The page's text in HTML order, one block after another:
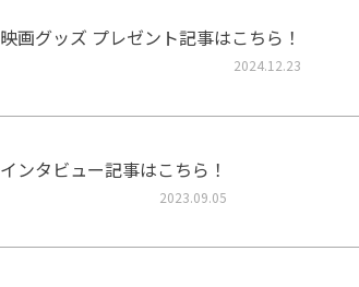
映画グッズ プレゼント記事はこちら！
2024.12.23
インタビュー記事はこちら！
2023.09.05